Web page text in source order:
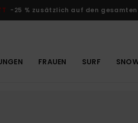
-25 % zusätzlich auf den
FRAUEN SURF